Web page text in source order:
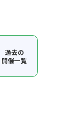
過去の
開催一覧